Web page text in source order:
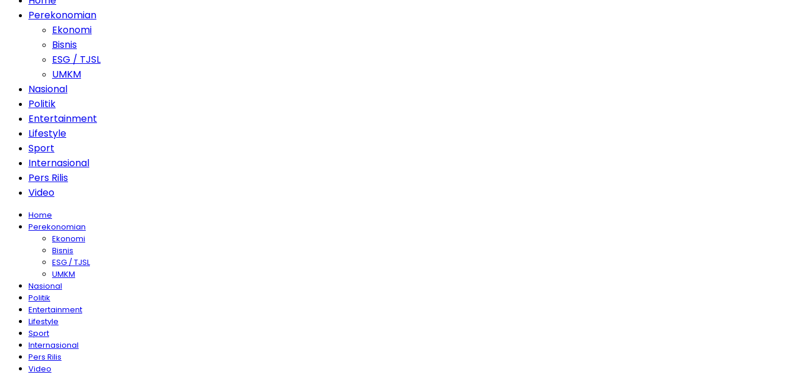
Perekonomian
Ekonomi
Bisnis
ESG / TJSL
UMKM
Nasional
Politik
Entertainment
Lifestyle
Sport
Internasional
Pers Rilis
Video
Home
Perekonomian
Ekonomi
Bisnis
ESG / TJSL
UMKM
Nasional
Politik
Entertainment
Lifestyle
Sport
Internasional
Pers Rilis
Video